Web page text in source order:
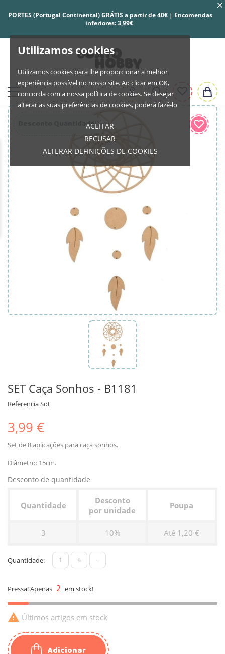
Utilizamos cookies
Utilizamos cookies para lhe proporcionar a melhor
experiência possível no nosso site. Ao clicar em OK,
concorda com a nossa política de cookies. Se desejar
alterar as suas preferências de cookies, poderá fazê-lo
ACEITAR
RECUSAR
ALTERAR DEFINIÇÕES DE COOKIES
PORTES (Portugal Continental) GRÁTIS a partir de 40€ | Encomendas
inferiores: 3,99€
Desconto Quantidade!
SET Caça Sonhos - B1181
ReferenciaSot
3,99 €
Set de 8 aplicações para caça sonhos.
Diâmetro: 15cm.
Desconto de quantidade
Quantidade
Desconto
por unidade
Poupa
3 10% Até 1,20 €
Quantidade: + -
Pressa! Apenas 2 em stock!
 Últimos artigos em stock
Adicionar